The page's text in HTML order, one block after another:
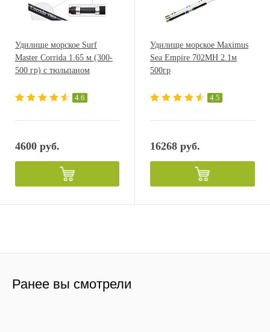
Удилище морское Surf
Master Corrida 1.65 м (300-
500 гр) с тюльпаном
4.6
4600 руб.
Удилище морское Maximus
Sea Empire 702MH 2.1м
500гр
4.5
16268 руб.
Ранее вы смотрели